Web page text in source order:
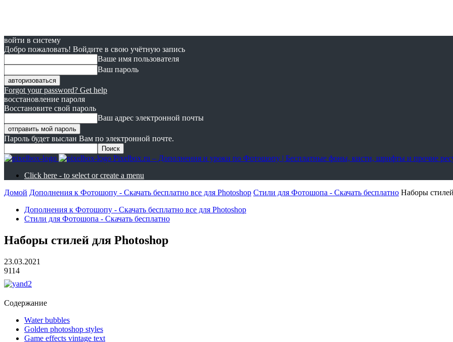
войти в систему
Добро пожаловать! Войдите в свою учётную запись
Ваше имя пользователя
Ваш пароль
Forgot your password? Get help
восстановление пароля
Восстановите свой пароль
Ваш адрес электронной почты
Пароль будет выслан Вам по электронной почте.
Pixelbox.ru – Дополнения и уроки по Фотошопу | Бесплатные фоны, кисти, шрифты и прочие
Click here - to select or create a menu
Домой Дополнения к Фотошопу - Скачать бесплатно все для Photoshop Стили для Фотошопа - Скачать бесплатно Наборы
Дополнения к Фотошопу - Скачать бесплатно все для Photoshop
Стили для Фотошопа - Скачать бесплатно
Наборы стилей для Photoshop
23.03.2021
9114
Содержание
Water bubbles
Golden photoshop styles
Game effects vintage text